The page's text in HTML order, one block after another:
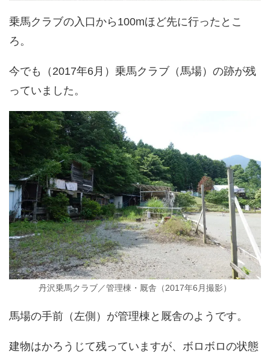
乗馬クラブの入口から100mほど先に行ったとこ
ろ。
今でも（2017年6月）乗馬クラブ（馬場）の跡が残
っていました。
丹沢乗馬クラブ／管理棟・厩舎（2017年6月撮影）
馬場の手前（左側）が管理棟と厩舎のようです。
建物はかろうじて残っていますが、ボロボロの状態